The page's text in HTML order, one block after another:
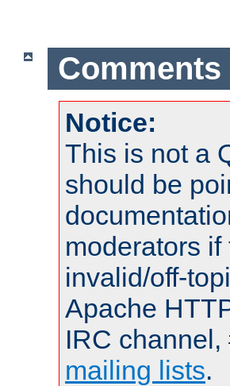
Comments
Notice:
This is not a
should be
moderators
invalid/off-
Apache
IRC
mailing lists.